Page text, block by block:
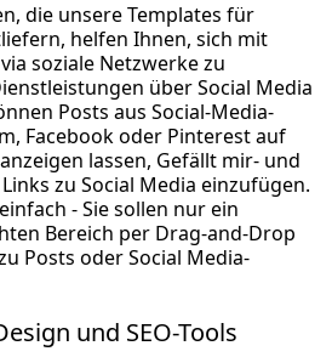
die unsere Templates für
helfen Ihnen, sich mit
soziale Netzwerke zu
über Social Media
Posts aus Social-Media-
Facebook oder Pinterest auf
lassen, Gefällt mir- und
zu Social Media einzufügen.
- Sie sollen nur ein
Bereich per Drag-and-Drop
Posts oder Social Media-
und SEO-Tools